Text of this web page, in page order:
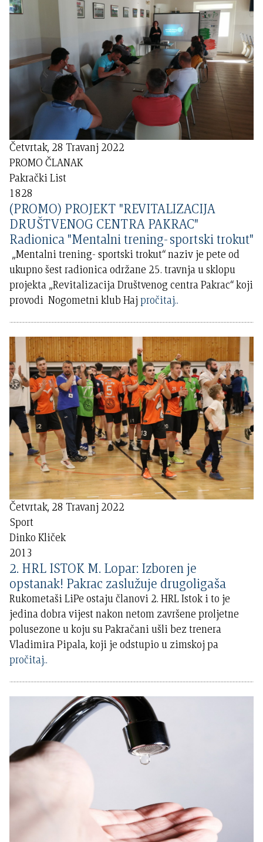
Četvrtak, 28 Travanj 2022
PROMO ČLANAK
Pakrački List
1828
(PROMO) PROJEKT "REVITALIZACIJA
DRUŠTVENOG CENTRA PAKRAC"
Radionica "Mentalni trening-sportski trokut"
„Mentalni trening- sportski trokut“ naziv je pete od
ukupno šest radionica održane 25. travnja u sklopu
projekta „Revitalizacija Društvenog centra Pakrac“ koji
provodi Nogometni klub Hajpročitaj..
Četvrtak, 28 Travanj 2022
Sport
Dinko Kliček
2013
2. HRL ISTOK M. Lopar: Izboren je
opstanak! Pakrac zaslužuje drugoligaša
Rukometaši LiPe ostaju članovi 2. HRL Istok i to je
jedina dobra vijest nakon netom završene proljetne
polusezone u koju su Pakračani ušli bez trenera
Vladimira Pipala, koji je odstupio u zimskoj pa
pročitaj..